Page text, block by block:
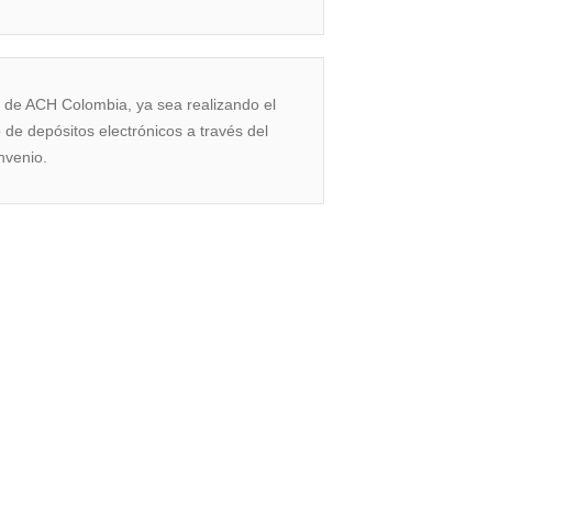
ACH Colombia, ya sea realizando el
depósitos electrónicos a través del